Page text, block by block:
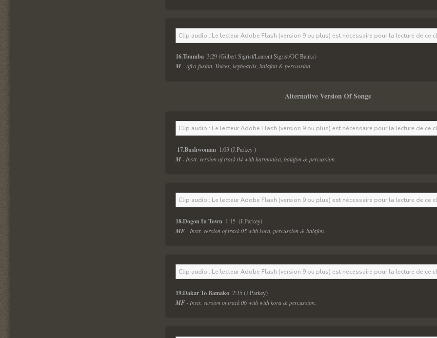
Clip audio : Le lecteur Adobe Flash (version 9 ou plus) est nécessaire pour la lecture de ce
16.Toumba 3:29 (Gilbert Sigrist/Laurent Sigrist/OC Banks)
M - Afro-fusion. Voices, keyboards, balafon & percussion.
Alternative Version Of Songs
Clip audio : Le lecteur Adobe Flash (version 9 ou plus) est nécessaire pour la lecture de ce
17.Bushwoman 1:03 (J.Parkey )
M - Instr. version of track 04 with harmonica, balafon & percussion.
Clip audio : Le lecteur Adobe Flash (version 9 ou plus) est nécessaire pour la lecture de ce
18.Dogon In Town 1:15  (J.Parkey)
MF - Instr. version of track 05 with kora, percussion & balafon.
Clip audio : Le lecteur Adobe Flash (version 9 ou plus) est nécessaire pour la lecture de ce
19.Dakar To Bamako 2:35 (J.Parkey)
MF - Instr. version of track 06 with with kora & percussion.